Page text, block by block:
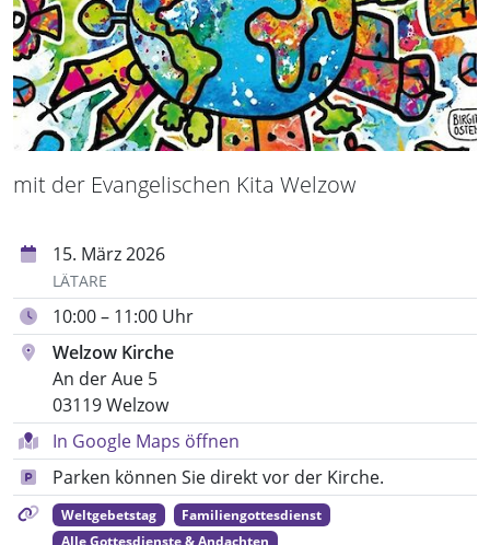
mit der Evangelischen Kita Welzow
15. März 2026
LÄTARE
10:00 – 11:00 Uhr
Welzow Kirche
An der Aue 5
03119 Welzow
In Google Maps öffnen
Parken können Sie direkt vor der Kirche.
Weltgebetstag
Familiengottesdienst
Alle Gottesdienste & Andachten